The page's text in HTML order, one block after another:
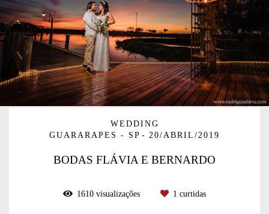
WEDDING
GUARARAPES - SP
20/ABRIL/2019
BODAS FLÁVIA E BERNARDO
1610 visualizações 1 curtidas